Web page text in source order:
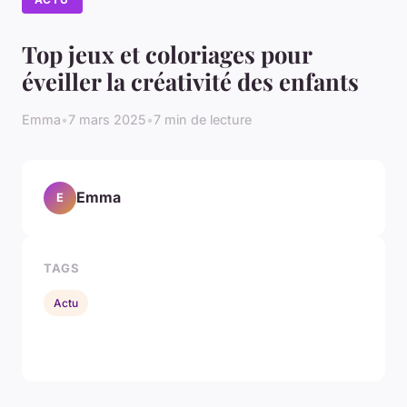
Top jeux et coloriages pour
éveiller la créativité des enfants
Emma•7 mars 2025•7 min de lecture
E Emma
TAGS
Actu